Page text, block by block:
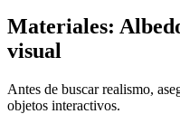
Materiales:
visual
Antes de buscar realismo,
objetos interactivos.